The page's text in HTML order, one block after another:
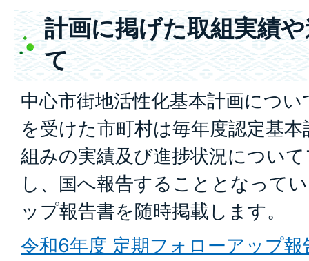
計画に掲げた取組実績
て
中心市街地活性化基本計画につ
を受けた市町村は毎年度認定基
組みの実績及び進捗状況につい
し、国へ報告することとなって
ップ報告書を随時掲載します。
令和6年度 定期フォローアップ